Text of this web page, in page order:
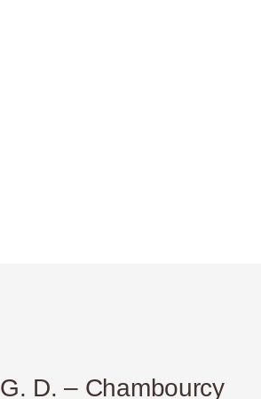
G. D. – Chambourcy